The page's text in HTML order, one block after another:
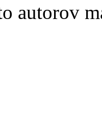
autorov